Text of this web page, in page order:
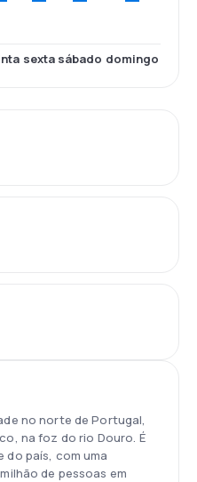
sexta sábado domingo
no norte de Portugal,
na foz do rio Douro. É
do país, com uma
de pessoas em